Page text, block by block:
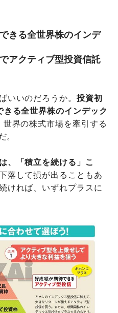
きる全世界株のインデ
アクティブ型投資信託
いいのだろうか。投資初
る全世界株のインデック
世界の株式市場を牽引する
。
、「積立を続ける」こ
落して損が出ることもあ
ければ、いずれプラスに